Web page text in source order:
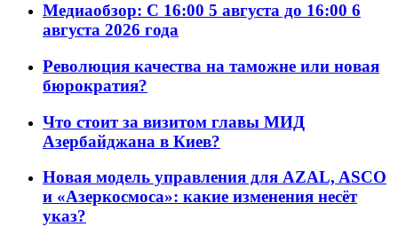
Медиаобзор: С 16:00 5 августа до 16:00 6
августа 2026 года
Революция качества на таможне или новая
бюрократия?
Что стоит за визитом главы МИД
Азербайджана в Киев?
Новая модель управления для AZAL, ASCO
и «Азеркосмоса»: какие изменения несёт
указ?